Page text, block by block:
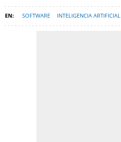
SOFTWARE INTELIGENCIA ARTIFICIAL